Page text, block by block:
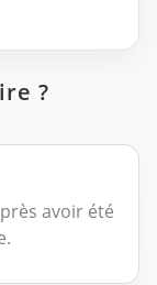
?
avoir été